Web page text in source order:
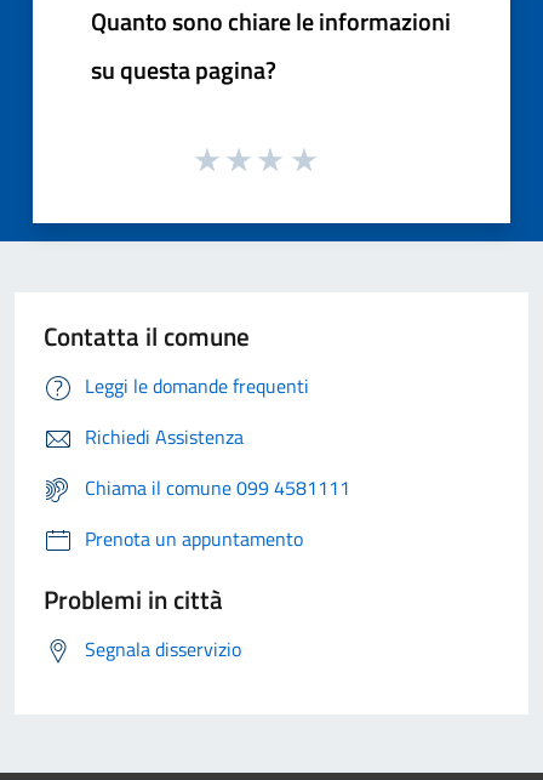
Quanto sono chiare le informazioni
su questa pagina?
Contatta il comune
Leggi le domande frequenti
Richiedi Assistenza
Chiama il comune 099 4581111
Prenota un appuntamento
Problemi in città
Segnala disservizio